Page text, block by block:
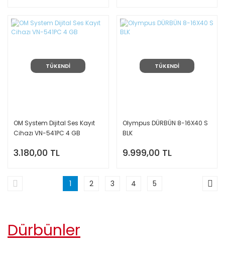
TÜKENDİ
OM System Dijital Ses Kayıt
Cihazı VN-541PC 4 GB
3.180,00 TL
TÜKENDİ
Olympus DÜRBÜN 8-16X40 S
BLK
9.999,00 TL
1 2 3 4 5
Dürbünler